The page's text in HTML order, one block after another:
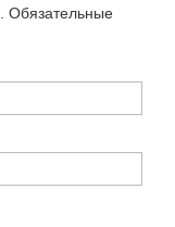
Обязательные